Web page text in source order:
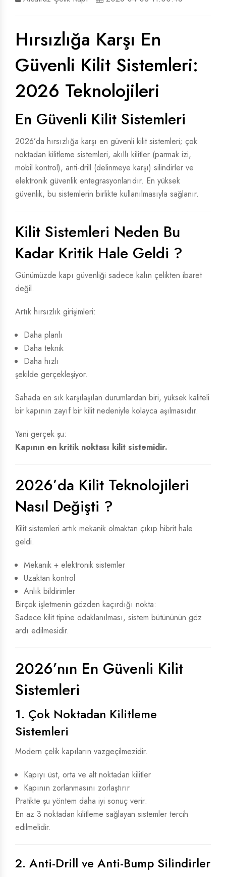
VILLA KAPISI
VILLA KAPISI
Hırsızlığa Karşı En
Güvenli Kilit Sistemleri:
2026 Teknolojileri
En Güvenli Kilit Sistemleri
2026’da hırsızlığa karşı en güvenli kilit sistemleri; çok
noktadan kilitleme sistemleri, akıllı kilitler (parmak izi,
mobil kontrol), anti-drill (delinmeye karşı) silindirler ve
elektronik güvenlik entegrasyonlarıdır. En yüksek
güvenlik, bu sistemlerin birlikte kullanılmasıyla sağlanır.
Kilit Sistemleri Neden Bu
Kadar Kritik Hale Geldi ?
Günümüzde kapı güvenliği sadece kalın çelikten ibaret
değil.
Artık hırsızlık girişimleri:
Daha planlı
Daha teknik
Daha hızlı
şekilde gerçekleşiyor.
Sahada en sık karşılaşılan durumlardan biri, yüksek kaliteli
bir kapının zayıf bir kilit nedeniyle kolayca aşılmasıdır.
Yani gerçek şu:
Kapının en kritik noktası kilit sistemidir.
2026’da Kilit Teknolojileri
Nasıl Değişti ?
Kilit sistemleri artık mekanik olmaktan çıkıp hibrit hale
geldi.
Mekanik + elektronik sistemler
Uzaktan kontrol
Anlık bildirimler
Birçok işletmenin gözden kaçırdığı nokta:
Sadece kilit tipine odaklanılması, sistem bütününün göz
ardı edilmesidir.
2026’nın En Güvenli Kilit
Sistemleri
1. Çok Noktadan Kilitleme
Sistemleri
Modern çelik kapıların vazgeçilmezidir.
Kapıyı üst, orta ve alt noktadan kilitler
Kapının zorlanmasını zorlaştırır
Pratikte şu yöntem daha iyi sonuç verir:
En az 3 noktadan kilitleme sağlayan sistemler tercih
edilmelidir.
2. Anti-Drill ve Anti-Bump Silindirler